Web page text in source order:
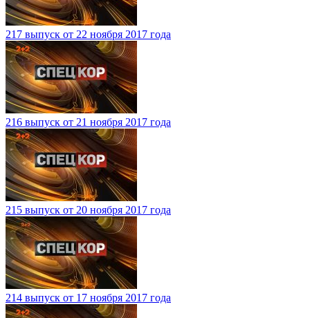
217 выпуск от 22 ноября 2017 года
216 выпуск от 21 ноября 2017 года
215 выпуск от 20 ноября 2017 года
214 выпуск от 17 ноября 2017 года